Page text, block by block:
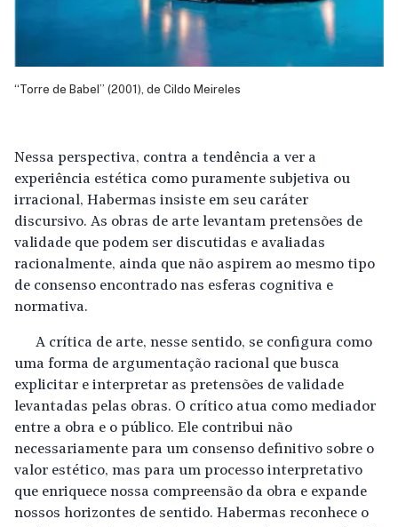
“Torre de Babel” (2001), de Cildo Meireles
Nessa perspectiva, contra a tendência a ver a
experiência estética como puramente subjetiva ou
irracional, Habermas insiste em seu caráter
discursivo. As obras de arte levantam pretensões de
validade que podem ser discutidas e avaliadas
racionalmente, ainda que não aspirem ao mesmo tipo
de consenso encontrado nas esferas cognitiva e
normativa.
A crítica de arte, nesse sentido, se configura como
uma forma de argumentação racional que busca
explicitar e interpretar as pretensões de validade
levantadas pelas obras. O crítico atua como mediador
entre a obra e o público. Ele contribui não
necessariamente para um consenso definitivo sobre o
valor estético, mas para um processo interpretativo
que enriquece nossa compreensão da obra e expande
nossos horizontes de sentido. Habermas reconhece o